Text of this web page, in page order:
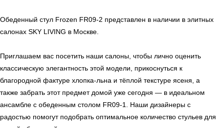
Обеденный стул Frozen FR09-2 представлен в наличии в элитных
салонах SKY LIVING в Москве.
Приглашаем вас посетить наши салоны, чтобы лично оценить
классическую элегантность этой модели, прикоснуться к
благородной фактуре хлопка-льна и тёплой текстуре ясеня, а
также забрать этот предмет домой уже сегодня — в идеальном
ансамбле с обеденным столом FR09-1. Наши дизайнеры с
радостью помогут подобрать оптимальное количество стульев для